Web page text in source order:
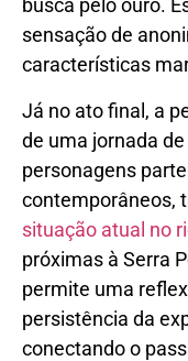
busca pelo ouro.
sensação de
características
Já no ato final, a
de uma jornada
personagens
contemporâneos,
situação atual no
próximas à Serra
permite uma
persistência da
conectando o